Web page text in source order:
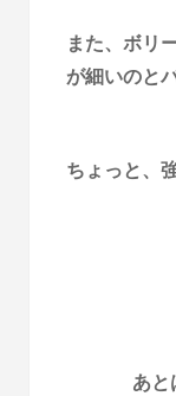
また、ボリ
が細いのと
ちょっと、
あと